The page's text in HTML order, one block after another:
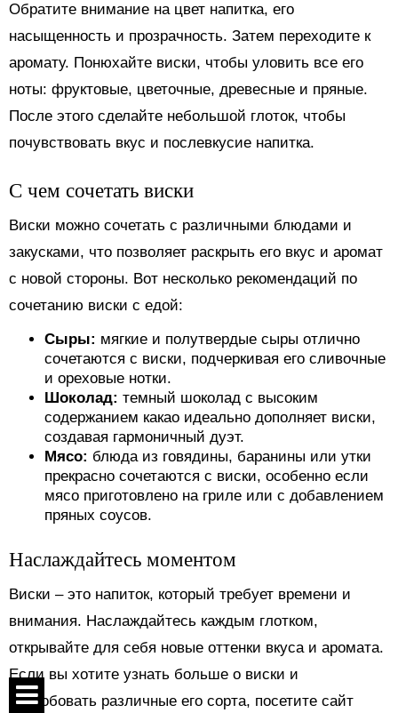
Обратите внимание на цвет напитка, его
насыщенность и прозрачность. Затем переходите к
аромату. Понюхайте виски, чтобы уловить все его
ноты: фруктовые, цветочные, древесные и пряные.
После этого сделайте небольшой глоток, чтобы
почувствовать вкус и послевкусие напитка.
С чем сочетать виски
Виски можно сочетать с различными блюдами и
закусками, что позволяет раскрыть его вкус и аромат
с новой стороны. Вот несколько рекомендаций по
сочетанию виски с едой:
Сыры: мягкие и полутвердые сыры отлично
сочетаются с виски, подчеркивая его сливочные
и ореховые нотки.
Шоколад: темный шоколад с высоким
содержанием какао идеально дополняет виски,
создавая гармоничный дуэт.
Мясо: блюда из говядины, баранины или утки
прекрасно сочетаются с виски, особенно если
мясо приготовлено на гриле или с добавлением
пряных соусов.
Наслаждайтесь моментом
Виски – это напиток, который требует времени и
внимания. Наслаждайтесь каждым глотком,
открывайте для себя новые оттенки вкуса и аромата.
Если вы хотите узнать больше о виски и
попробовать различные его сорта, посетите сайт